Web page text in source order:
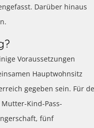
Darüber hinaus
Voraussetzungen
Hauptwohnsitz
gegeben sein. Für
Kind-Pass-
fünf